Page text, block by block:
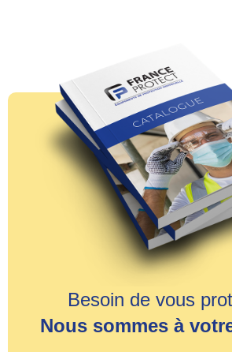
Besoin de vous
Nous sommes à